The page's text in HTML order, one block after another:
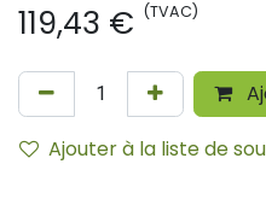
119,43 € (TVAC)
Ajouter à la liste de